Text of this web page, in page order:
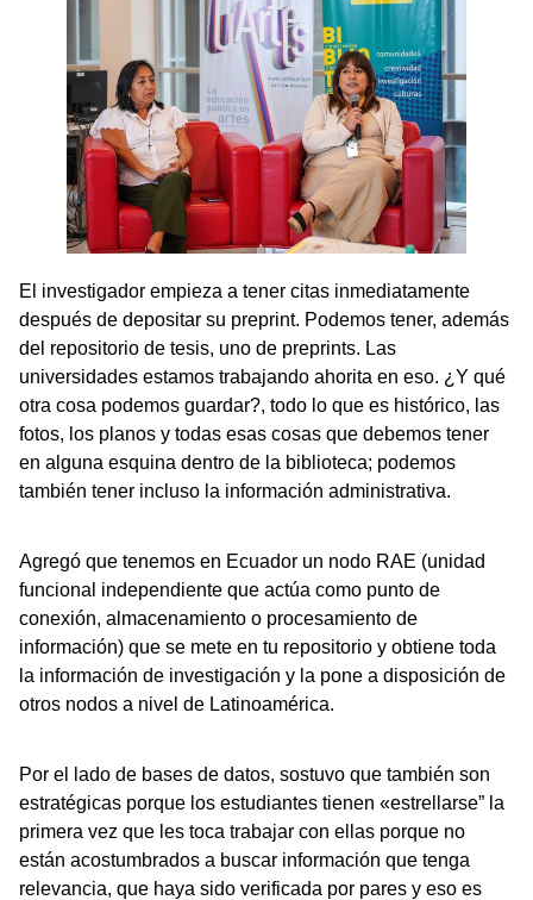
El investigador empieza a tener citas inmediatamente
después de depositar su preprint. Podemos tener, además
del repositorio de tesis, uno de preprints. Las
universidades estamos trabajando ahorita en eso. ¿Y qué
otra cosa podemos guardar?, todo lo que es histórico, las
fotos, los planos y todas esas cosas que debemos tener
en alguna esquina dentro de la biblioteca; podemos
también tener incluso la información administrativa.
Agregó que tenemos en Ecuador un nodo RAE (unidad
funcional independiente que actúa como punto de
conexión, almacenamiento o procesamiento de
información) que se mete en tu repositorio y obtiene toda
la información de investigación y la pone a disposición de
otros nodos a nivel de Latinoamérica.
Por el lado de bases de datos, sostuvo que también son
estratégicas porque los estudiantes tienen «estrellarse” la
primera vez que les toca trabajar con ellas porque no
están acostumbrados a buscar información que tenga
relevancia, que haya sido verificada por pares y eso es